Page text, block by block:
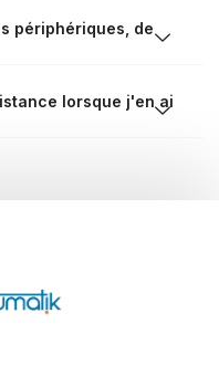
périphériques, de
lorsque j'en ai